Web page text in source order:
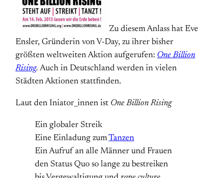
Zu diesem Anlass hat Eve
Ensler, Gründerin von V-Day, zu ihrer bisher
größten weltweiten Aktion aufgerufen: One Billion
Rising. Auch in Deutschland werden in vielen
Städten Aktionen stattfinden.
Laut den Iniator_innen ist One Billion Rising
Ein globaler Streik
Eine Einladung zumTanzen
Ein Aufruf an alle Männer und Frauen
den Status Quo so lange zu bestreiken